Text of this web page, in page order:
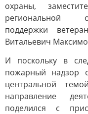
охраны,
региональной
поддержки
Витальевич
И поскольку в
пожарный надзор
центральной
направление
поделился с